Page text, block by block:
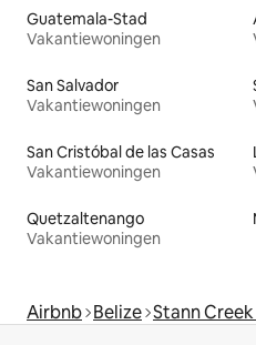
Guatemala-Stad
Vakantiewoningen
San Salvador
Vakantiewoningen
San Cristóbal de las Casas
Vakantiewoningen
Quetzaltenango
Vakantiewoningen
Airbnb Belize Stann